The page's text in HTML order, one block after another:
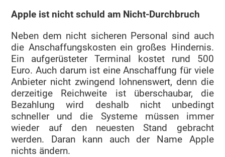
Apple ist nicht schuld am Nicht-Durchbruch
Neben dem nicht sicheren Personal sind auch
die Anschaffungskosten ein großes Hindernis.
Ein aufgerüsteter Terminal kostet rund 500
Euro. Auch darum ist eine Anschaffung für viele
Anbieter nicht zwingend lohnenswert, denn die
derzeitige Reichweite ist überschaubar, die
Bezahlung wird deshalb nicht unbedingt
schneller und die Systeme müssen immer
wieder auf den neuesten Stand gebracht
werden. Daran kann auch der Name Apple
nichts ändern.